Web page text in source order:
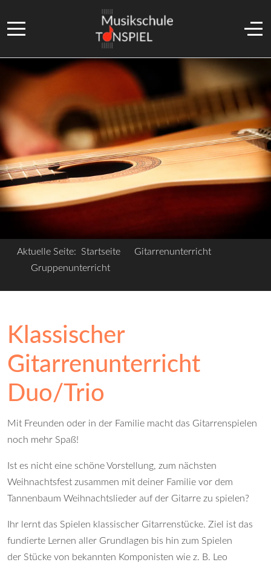
Mobile Menu Toggle Off-
Aktuelle Seite: Startseite
Gitarrenunterricht
Gruppenunterricht
Klassischer
Gitarrenunterricht
Duo/Trio
Mit Freunden oder in der Familie macht das Gitarrenspielen
noch mehr Spaß!
Ist es nicht eine schöne Vorstellung, zum nächsten
Weihnachtsfest zusammen mit deiner Familie vor dem
Tannenbaum Weihnachtslieder auf der Gitarre zu spielen?
Ihr lernt das Spielen klassischer Gitarrenstücke. Ziel ist das
fundierte Lernen aller Grundlagen bis hin zum Spielen
der Stücke von bekannten Komponisten wie z. B. Leo